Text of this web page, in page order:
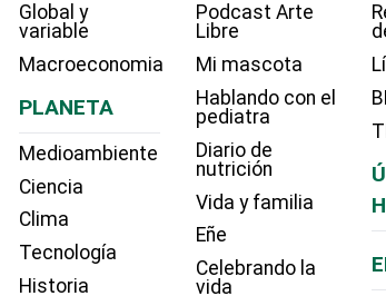
Global y
variable
Macroeconomia
PLANETA
Medioambiente
Ciencia
Clima
Tecnología
Historia
Podcast Arte
Libre
Mi mascota
Hablando con el
pediatra
Diario de
nutrición
Vida y familia
Eñe
Celebrando la
vida